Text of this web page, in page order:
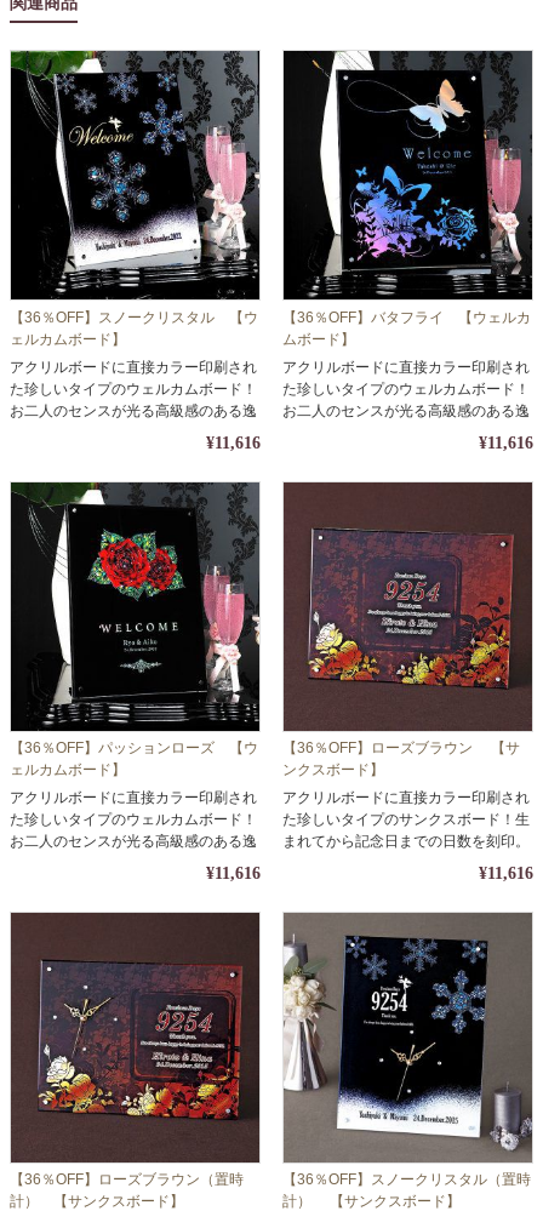
【36％OFF】スノークリスタル 【ウ
ェルカムボード】
アクリルボードに直接カラー印刷され
た珍しいタイプのウェルカムボード！
お二人のセンスが光る高級感のある逸
¥11,616
【36％OFF】バタフライ 【ウェルカ
ムボード】
アクリルボードに直接カラー印刷され
た珍しいタイプのウェルカムボード！
お二人のセンスが光る高級感のある逸
¥11,616
【36％OFF】パッションローズ 【ウ
ェルカムボード】
アクリルボードに直接カラー印刷され
た珍しいタイプのウェルカムボード！
お二人のセンスが光る高級感のある逸
¥11,616
【36％OFF】ローズブラウン 【サ
ンクスボード】
アクリルボードに直接カラー印刷され
た珍しいタイプのサンクスボード！生
まれてから記念日までの日数を刻印。
¥11,616
【36％OFF】ローズブラウン（置時
計） 【サンクスボード】
【36％OFF】スノークリスタル（置時
計） 【サンクスボード】